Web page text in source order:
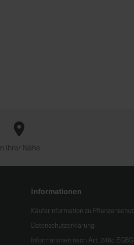
In Ihrer Nähe
Informationen
Käuferinformation zu
Datenschutzerklärung
Informationen nach Art. 246c